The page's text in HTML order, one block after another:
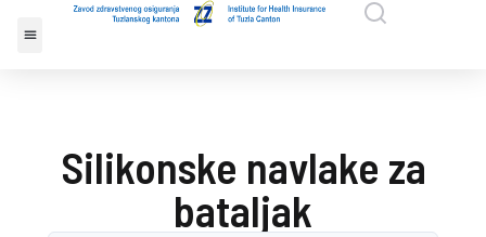
Silikonske navlake za
bataljak